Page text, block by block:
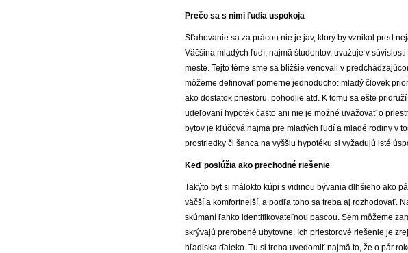
Prečo sa s nimi ľudia uspokoja
Sťahovanie sa za prácou nie je jav, ktorý by vznikol pred
Väčšina mladých ľudí, najmä študentov, uvažuje v
meste. Tejto téme sme sa bližšie venovali v
môžeme definovať pomerne jednoducho: mladý človek
ako dostatok priestoru, pohodlie atď. K tomu sa ešte
udeľovaní hypoték často ani nie je možné uvažovať o
bytov je kľúčová najmä pre mladých ľudí a mladé rodiny v
prostriedky či šanca na vyššiu hypotéku si vyžadujú isté
Keď poslúžia ako prechodné riešenie
Takýto byt si málokto kúpi s vidinou bývania dlhšieho ako
väčší a komfortnejší, a podľa toho sa treba aj rozhodovať.
skúmaní ľahko identifikovateľnou pascou. Sem môžeme
skrývajú prerobené ubytovne. Ich priestorové riešenie je
hľadiska ďaleko. Tu si treba uvedomiť najmä to, že o pár